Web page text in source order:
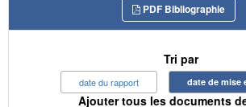
PDF Bibliographie
Tri par
date du rapport date de mise
Ajouter tous les documents